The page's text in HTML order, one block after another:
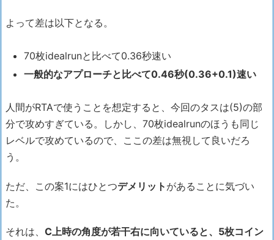
よって差は以下となる。
70枚idealrunと比べて0.36秒速い
一般的なアプローチと比べて0.46秒(0.36+0.1)速い
人間がRTAで使うことを想定すると、今回のタスは(5)の部
分で攻めすぎている。しかし、70枚idealrunのほうも同じ
レベルで攻めているので、ここの差は無視して良いだろ
う。
ただ、この案1にはひとつデメリット があることに気づい
た。
それは、 C上時の角度が若干右に向いていると、5枚コイン